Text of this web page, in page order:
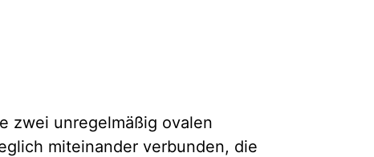
zwei unregelmäßig ovalen
miteinander verbunden, die